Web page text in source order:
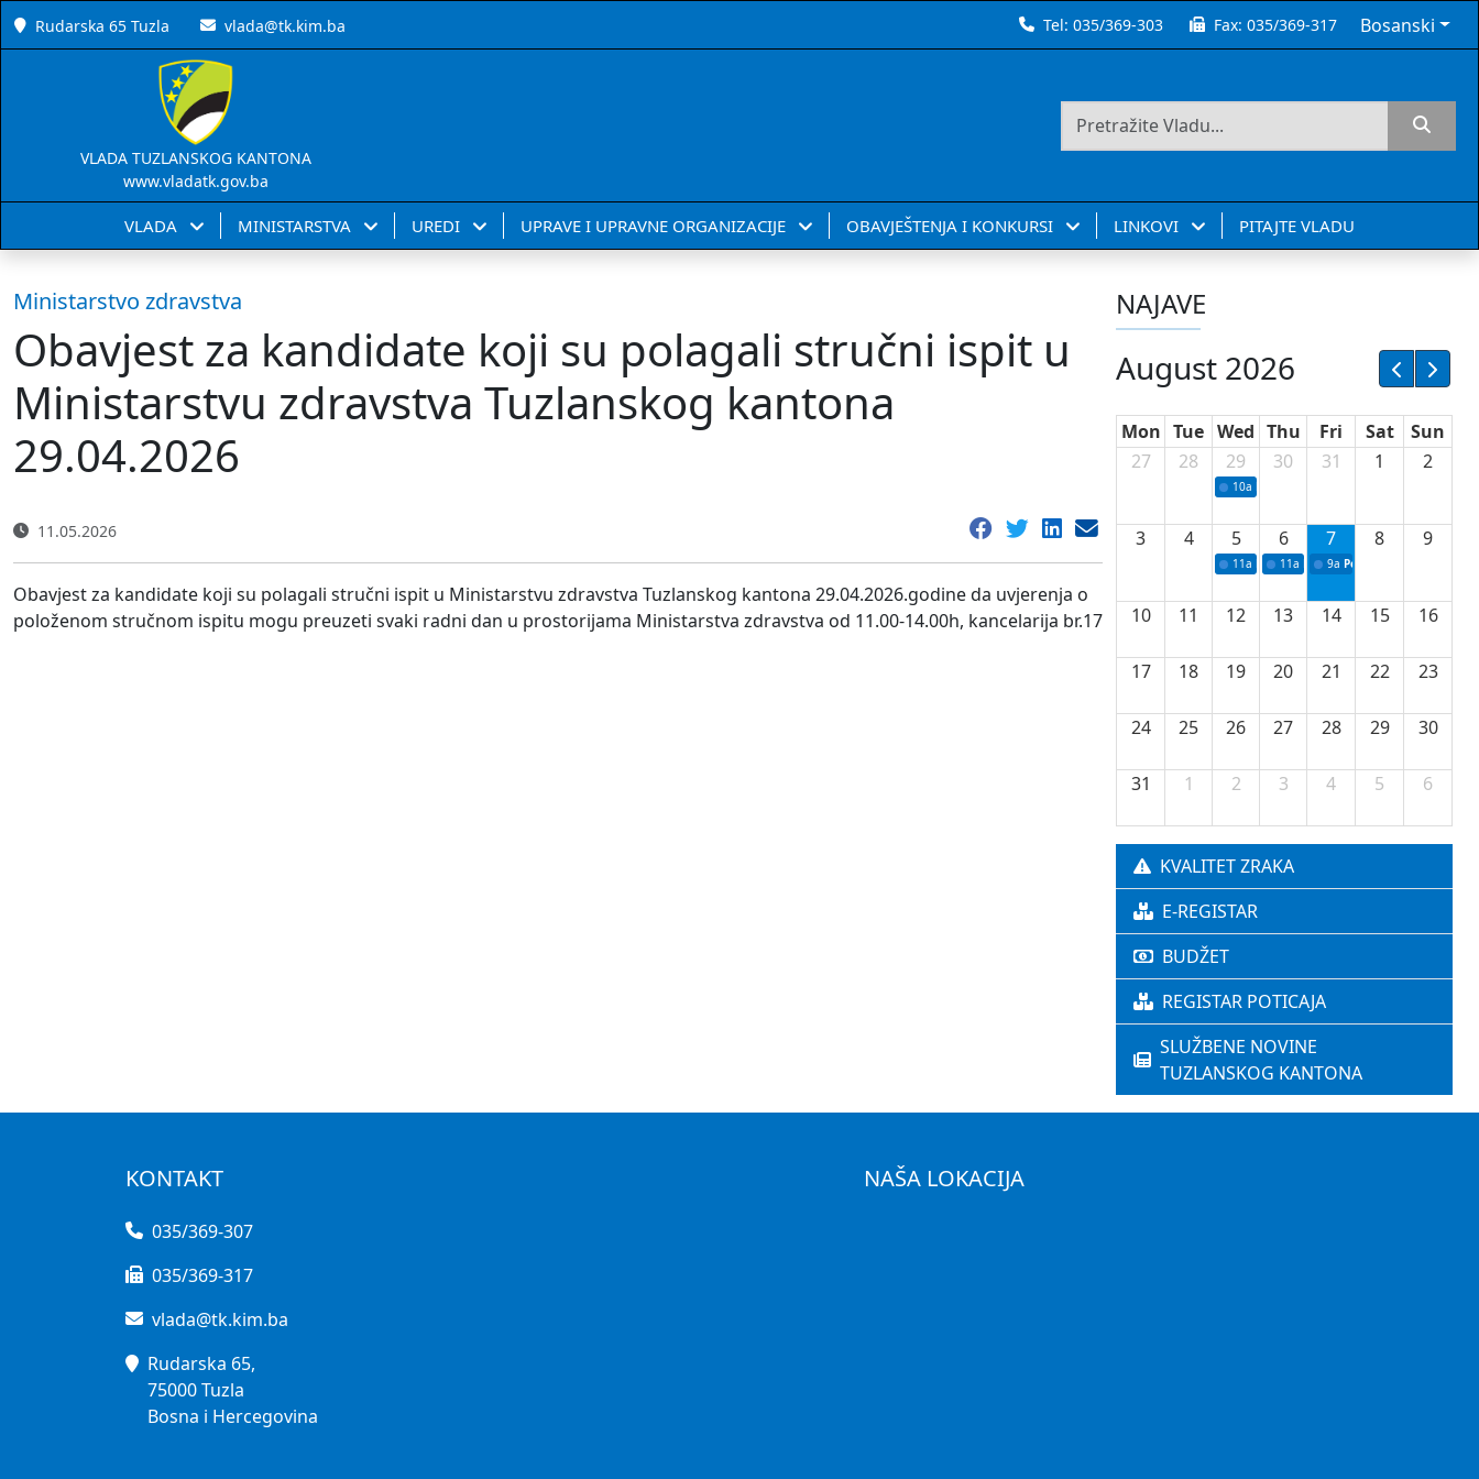
Rudarska 65 Tuzla vlada@tk.kim.ba Tel:035/369-303 Fax:035/369-317 Bosanski
VLADA TUZLANSKOG KANTONA
www.vladatk.gov.ba
VLADA MINISTARSTVA UREDI UPRAVE I UPRAVNE ORGANIZACIJE OBAVJEŠTENJA I KONKURSI LINKOVI PITAJTE VLADU
Ministarstvo zdravstva
Obavjest za kandidate koji su polagali stručni ispit u
Ministarstvu zdravstva Tuzlanskog kantona
29.04.2026
11.05.2026
Obavjest za kandidate koji su polagali stručni ispit u Ministarstvu zdravstva Tuzlanskog kantona 29.04.2026.godine da uvjerenja o
položenom stručnom ispitu mogu preuzeti svaki radni dan u prostorijama Ministarstva zdravstva od 11.00-14.00h, kancelarija br.17
NAJAVE
August 2026
Mon Tue Wed Thu Fri Sat
Sun
27
28 29
10a Potpisivanje ugovora sa neprofitnim
30 31 1 2
3 4 5
11a Potpisivanje ugovora o stipendijama
6
11a Podrška razvoju vodne
7
9a Početak izgradnje nove
8 9
10 11 12 13 14 15 16
17 18 19 20 21 22 23
24 25 26 27 28 29 30
31 1 2 3 4 5 6
KVALITET ZRAKA
E-REGISTAR
BUDŽET
REGISTAR POTICAJA
SLUŽBENE NOVINE
TUZLANSKOG KANTONA
KONTAKT
035/369-307
035/369-317
vlada@tk.kim.ba
Rudarska 65,
75000 Tuzla
Bosna i Hercegovina
NAŠA LOKACIJA